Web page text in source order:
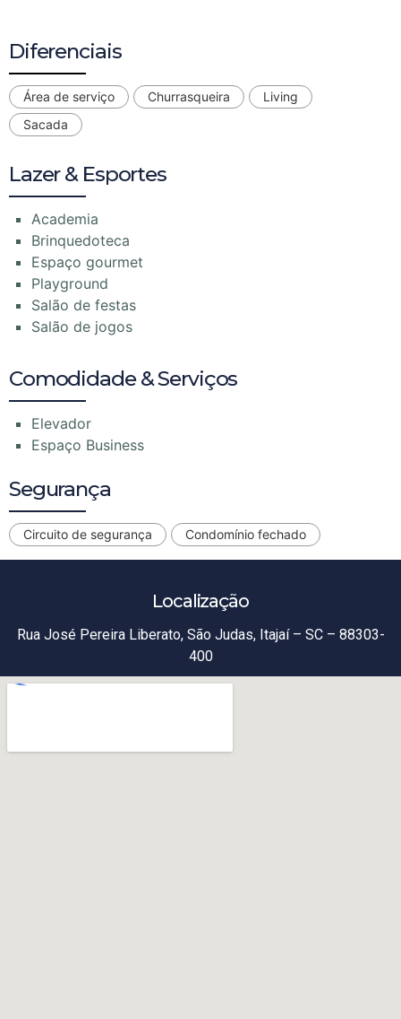
Diferenciais
Área de serviço Churrasqueira
Living
Sacada
Lazer & Esportes
Academia
Brinquedoteca
Espaço gourmet
Playground
Salão de festas
Salão de jogos
Comodidade & Serviços
Elevador
Espaço Business
Segurança
Circuito de segurança Condomínio fechado
Localização
Rua José Pereira Liberato, São Judas, Itajaí – SC – 88303-
400